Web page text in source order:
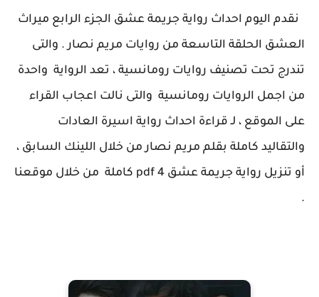
نقدم اليوم احداث رواية جريمة عشق الجزء الرابع ميراث
العشق الحلقة التاسعة من روايات مريم نصار . والتى
تندرج تحت تصنيف روايات رومانسية ، تعد الرواية واحدة
من اجمل الروايات رومانسية والتى نالت اعجاب القراء
على الموقع ، لـ قراءة احداث رواية اسيرة العادات
والتقاليد كاملة بقلم مريم نصار من خلال اللينك السابق ،
أو تنزيل رواية جريمة عشق 4 pdf كاملة من خلال موقعنا
.